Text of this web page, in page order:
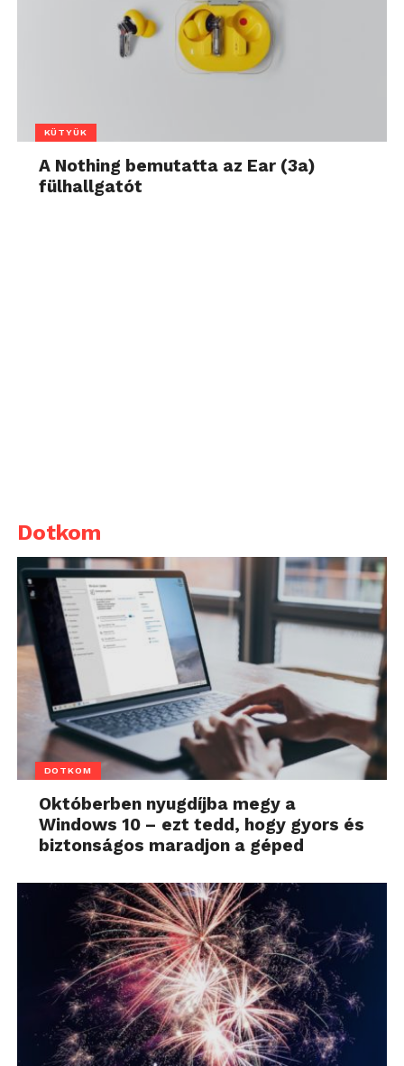
KÜTYÜK
A Nothing bemutatta az Ear (3a)
fülhallgatót
Dotkom
DOTKOM
Októberben nyugdíjba megy a
Windows 10 – ezt tedd, hogy gyors és
biztonságos maradjon a géped